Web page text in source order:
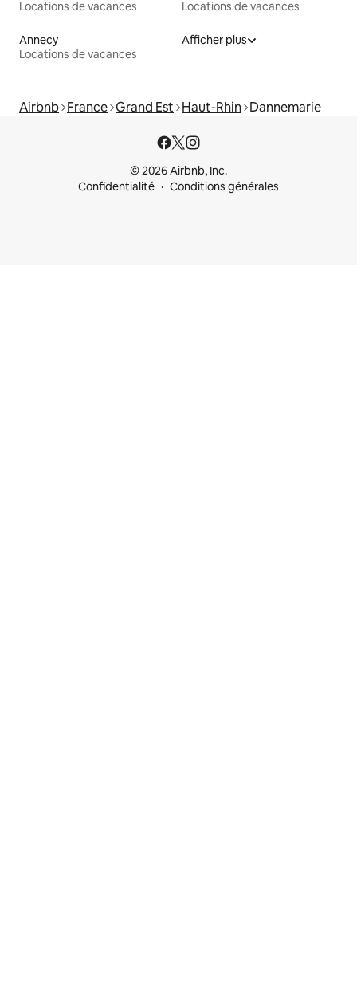
Locations de vacances Locations de vacances
Annecy
Locations de vacances
Afficher plus
Airbnb France Grand Est Haut-Rhin Dannemarie
© 2026 Airbnb, Inc.
Confidentialité
Conditions générales